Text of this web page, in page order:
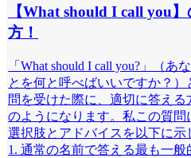
【What should I call you】
方！
「What should I call you?」（あ
とを何と呼べばいいですか？）
問を受けた際に、適切に答える
のようになります。私この質問
選択肢とアドバイスを以下に示
1. 通常の名前で答える最も一般